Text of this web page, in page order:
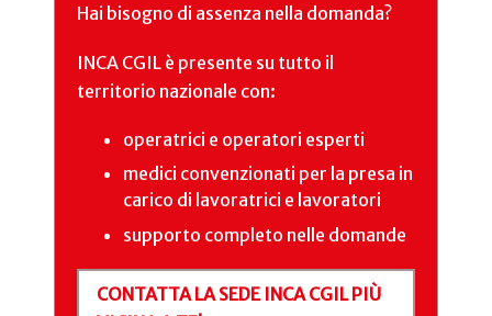
Hai bisogno di assenza nella domanda?
INCA CGIL è presente su tutto il
territorio nazionale con:
operatrici e operatori esperti
medici convenzionati per la presa in
carico di lavoratrici e lavoratori
supporto completo nelle domande
CONTATTA LA SEDE INCA CGIL PIÙ